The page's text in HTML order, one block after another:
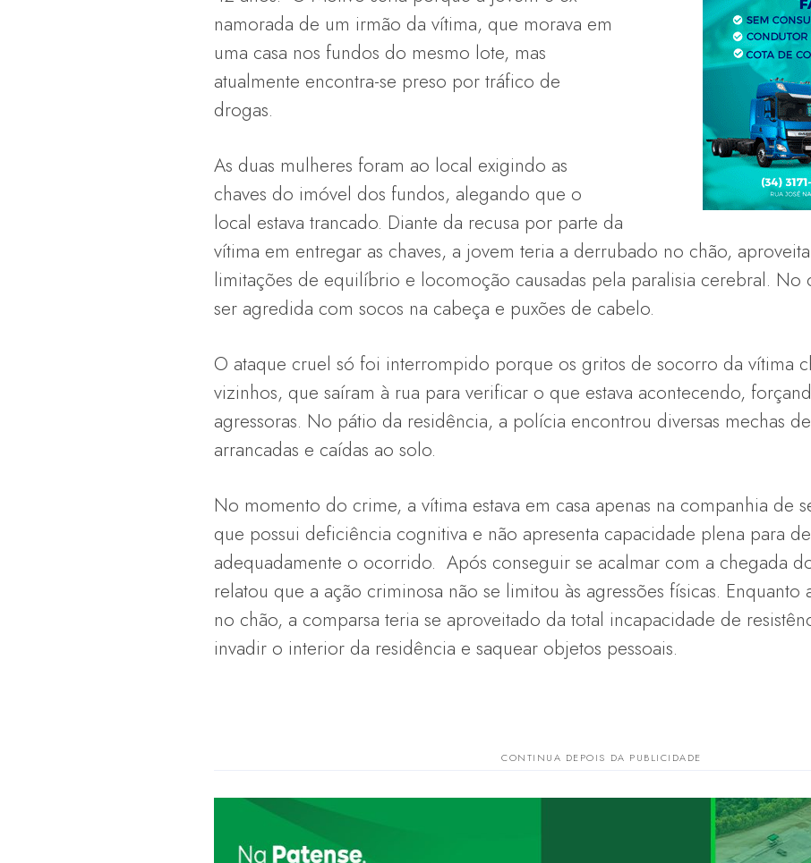
namorada de um irmão da vítima, que morava em
uma casa nos fundos do mesmo lote, mas
atualmente encontra-se preso por tráfico de
drogas.
As duas mulheres foram ao local exigindo as
chaves do imóvel dos fundos, alegando que o
local estava trancado. Diante da recusa por parte da
vítima em entregar as chaves, a jovem teria a derrubado no chão,
limitações de equilíbrio e locomoção causadas pela paralisia cerebral. No
ser agredida com socos na cabeça e puxões de cabelo.
O ataque cruel só foi interrompido porque os gritos de socorro da vítima
vizinhos, que saíram à rua para verificar o que estava acontecendo,
agressoras. No pátio da residência, a polícia encontrou diversas mechas
arrancadas e caídas ao solo.
No momento do crime, a vítima estava em casa apenas na companhia de
que possui deficiência cognitiva e não apresenta capacidade plena para
adequadamente o ocorrido. Após conseguir se acalmar com a chegada
relatou que a ação criminosa não se limitou às agressões físicas. Enquanto
no chão, a comparsa teria se aproveitado da total incapacidade de
invadir o interior da residência e saquear objetos pessoais.